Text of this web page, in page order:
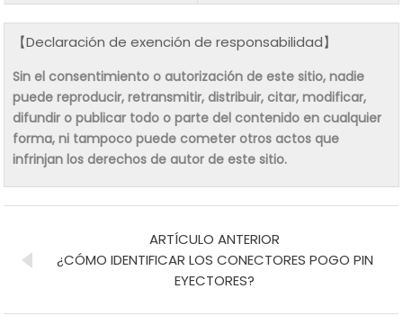
【Declaración de exención de responsabilidad】
Sin el consentimiento o autorización de este sitio, nadie
puede reproducir, retransmitir, distribuir, citar, modificar,
difundir o publicar todo o parte del contenido en cualquier
forma, ni tampoco puede cometer otros actos que
infrinjan los derechos de autor de este sitio.
ARTÍCULO ANTERIOR
¿CÓMO IDENTIFICAR LOS CONECTORES POGO PIN
EYECTORES?